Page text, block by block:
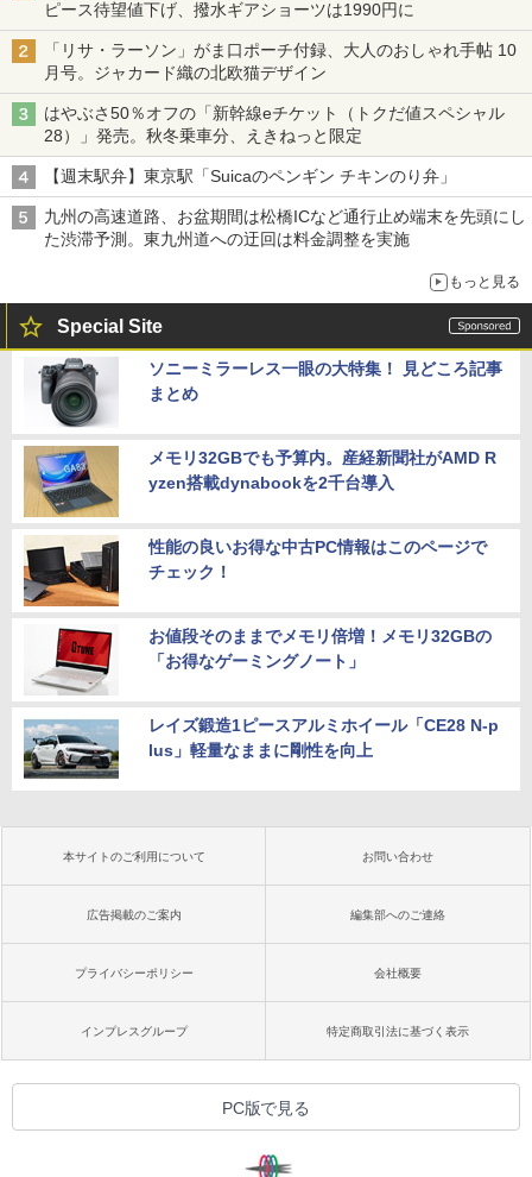
ピース待望値下げ、撥水ギアショーツは1990円に
「リサ・ラーソン」がま口ポーチ付録、大人のおしゃれ手帖 10
月号。ジャカード織の北欧猫デザイン
はやぶさ50％オフの「新幹線eチケット（トクだ値スペシャル
28）」発売。秋冬乗車分、えきねっと限定
【週末駅弁】東京駅「Suicaのペンギン チキンのり弁」
九州の高速道路、お盆期間は松橋ICなど通行止め端末を先頭にし
た渋滞予測。東九州道への迂回は料金調整を実施
もっと見る
Special Site
ソニーミラーレス一眼の大特集！ 見どころ記事
まとめ
メモリ32GBでも予算内。産経新聞社がAMD R
yzen搭載dynabookを2千台導入
性能の良いお得な中古PC情報はこのページで
チェック！
お値段そのままでメモリ倍増！メモリ32GBの
「お得なゲーミングノート」
レイズ鍛造1ピースアルミホイール「CE28 N-p
lus」軽量なままに剛性を向上
本サイトのご利用について お問い合わせ
広告掲載のご案内 編集部へのご連絡
プライバシーポリシー 会社概要
インプレスグループ 特定商取引法に基づく表示
PC版で見る